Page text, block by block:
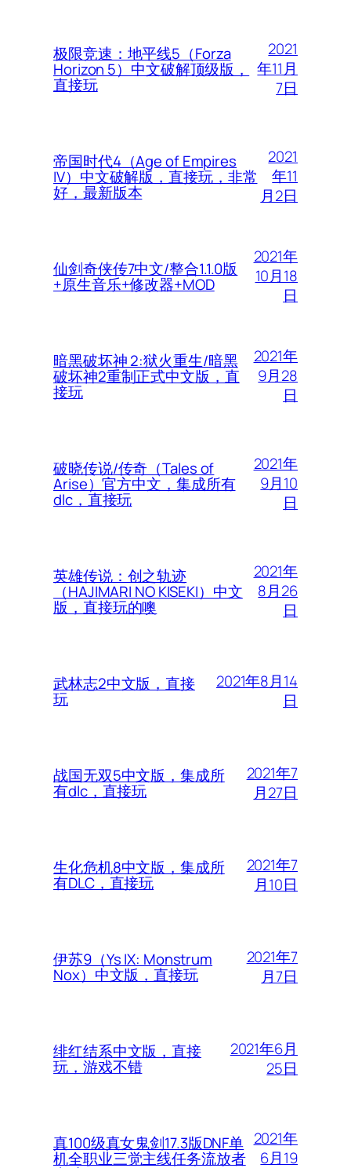
极限竞速：地平线5（Forza
Horizon 5）中文破解顶级版，
直接玩
2021
年11月
7日
帝国时代4（Age of Empires
IV）中文破解版，直接玩，非常
好，最新版本
2021
年11
月2日
仙剑奇侠传7中文/整合1.1.0版
+原生音乐+修改器+MOD
2021年
10月18
日
暗黑破坏神 2:狱火重生/暗黑
破坏神2重制正式中文版，直
接玩
2021年
9月28
日
破晓传说/传奇（Tales of
Arise）官方中文，集成所有
dlc，直接玩
2021年
9月10
日
英雄传说：创之轨迹
（HAJIMARI NO KISEKI）中文
版，直接玩的噢
2021年
8月26
日
武林志2中文版，直接
玩
2021年8月14
日
战国无双5中文版，集成所
有dlc，直接玩
2021年7
月27日
生化危机8中文版，集成所
有DLC，直接玩
2021年7
月10日
伊苏9（Ys IX: Monstrum
Nox）中文版，直接玩
2021年7
月7日
绯红结系中文版，直接
玩，游戏不错
2021年6月
25日
真100级真女鬼剑17.3版DNF单
机全职业三觉主线任务流放者
2021年
6月19